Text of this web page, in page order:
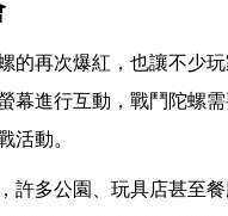
的再次爆紅，也讓不少
幕進行互動，戰鬥陀螺
活動。
許多公園、玩具店甚至